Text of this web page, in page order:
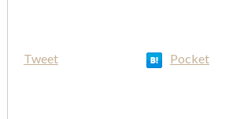
Tweet Pocket